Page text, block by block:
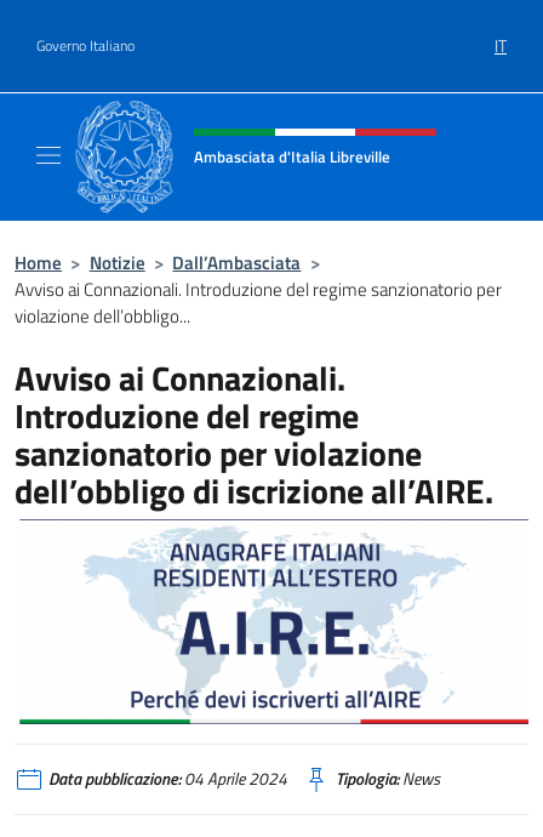
Governo Italiano IT
Intestazione sito, social e menù
Ambasciata d'Italia Libreville
Home > Notizie > Dall’Ambasciata >
Avviso ai Connazionali. Introduzione del regime sanzionatorio per
violazione dell’obbligo...
Avviso ai Connazionali.
Introduzione del regime
sanzionatorio per violazione
dell’obbligo di iscrizione all’AIRE.
Data pubblicazione:04 Aprile 2024 Tipologia:News